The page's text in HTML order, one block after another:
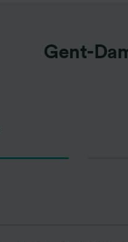
Gent-